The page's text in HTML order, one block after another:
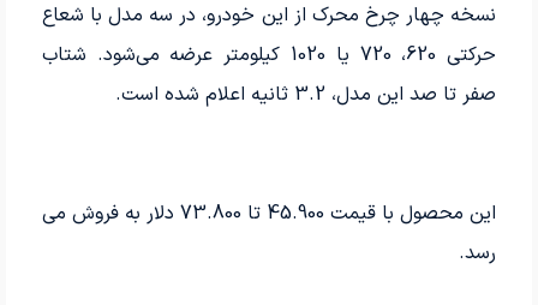
نسخه چهار چرخ محرک از این خودرو، در سه مدل با شعاع
حرکتی 620، 720 یا 1020 کیلومتر عرضه می‌شود. شتاب
صفر تا صد این مدل، 3.2 ثانیه اعلام شده است.
این محصول با قیمت 45.900 تا 73.800 دلار به فروش می­‌
رسد.